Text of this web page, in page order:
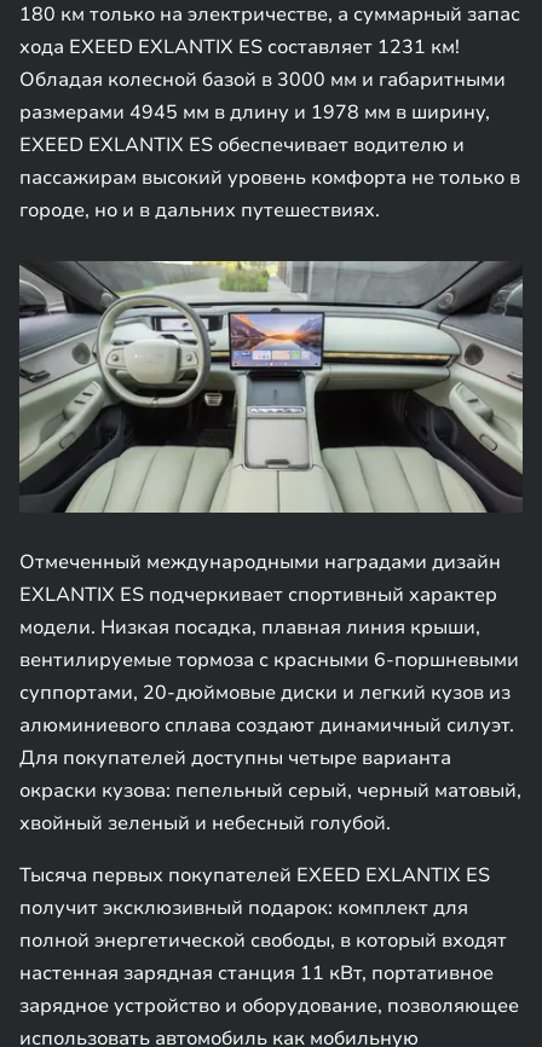
180 км только на электричестве, а суммарный запас
хода EXEED EXLANTIX ES составляет 1231 км!
Обладая колесной базой в 3000 мм и габаритными
размерами 4945 мм в длину и 1978 мм в ширину,
EXEED EXLANTIX ES обеспечивает водителю и
пассажирам высокий уровень комфорта не только в
городе, но и в дальних путешествиях.
Отмеченный международными наградами дизайн
EXLANTIX ES подчеркивает спортивный характер
модели. Низкая посадка, плавная линия крыши,
вентилируемые тормоза с красными 6-поршневыми
суппортами, 20-дюймовые диски и легкий кузов из
алюминиевого сплава создают динамичный силуэт.
Для покупателей доступны четыре варианта
окраски кузова: пепельный серый, черный матовый,
хвойный зеленый и небесный голубой.
Тысяча первых покупателей EXEED EXLANTIX ES
получит эксклюзивный подарок: комплект для
полной энергетической свободы, в который входят
настенная зарядная станция 11 кВт, портативное
зарядное устройство и оборудование, позволяющее
использовать автомобиль как мобильную